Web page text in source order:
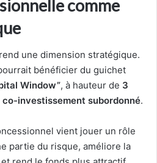
comme
une dimension stratégique.
bénéficier du guichet
Window”, à hauteur de 3
co-investissement subordonné.
vient jouer un rôle
partie du risque, améliore la